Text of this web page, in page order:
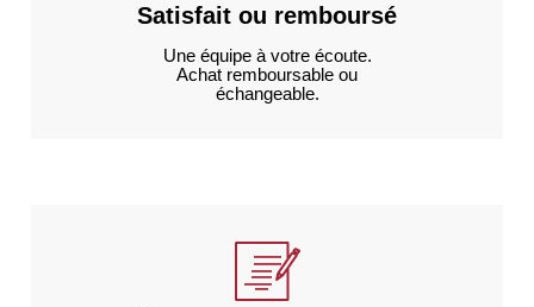
Satisfait ou remboursé
Une équipe à votre écoute.
Achat remboursable ou
échangeable.